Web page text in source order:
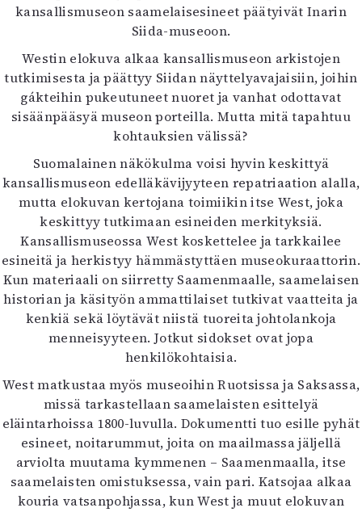
kansallismuseon saamelaisesineet päätyivät Inarin
Siida-museoon.
Westin elokuva alkaa kansallismuseon arkistojen
tutkimisesta ja päättyy Siidan näyttelyavajaisiin, joihin
gákteihin pukeutuneet nuoret ja vanhat odottavat
sisäänpääsyä museon porteilla. Mutta mitä tapahtuu
kohtauksien välissä?
Suomalainen näkökulma voisi hyvin keskittyä
kansallismuseon edelläkävijyyteen repatriaation alalla,
mutta elokuvan kertojana toimiikin itse West, joka
keskittyy tutkimaan esineiden merkityksiä.
Kansallismuseossa West koskettelee ja tarkkailee
esineitä ja herkistyy hämmästyttäen museokuraattorin.
Kun materiaali on siirretty Saamenmaalle, saamelaisen
historian ja käsityön ammattilaiset tutkivat vaatteita ja
kenkiä sekä löytävät niistä tuoreita johtolankoja
menneisyyteen. Jotkut sidokset ovat jopa
henkilökohtaisia.
West matkustaa myös museoihin Ruotsissa ja Saksassa,
missä tarkastellaan saamelaisten esittelyä
eläintarhoissa 1800-luvulla. Dokumentti tuo esille pyhät
esineet, noitarummut, joita on maailmassa jäljellä
arviolta muutama kymmenen – Saamenmaalla, itse
saamelaisten omistuksessa, vain pari. Katsojaa alkaa
kouria vatsanpohjassa, kun West ja muut elokuvan